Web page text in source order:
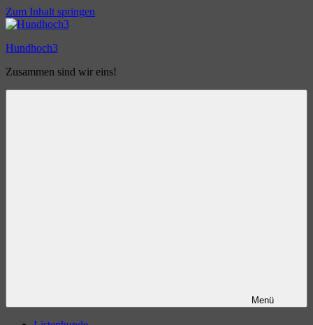
Zum Inhalt springen
Hundhoch3
Zusammen sind wir eins!
Menü